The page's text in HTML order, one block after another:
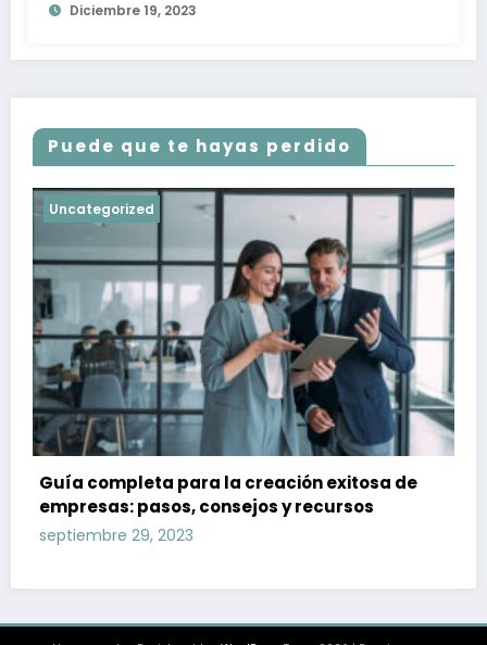
Diciembre 19, 2023
Puede que te hayas perdido
Uncategorized
Guía completa para la creación exitosa de
empresas: pasos, consejos y recursos
septiembre 29, 2023